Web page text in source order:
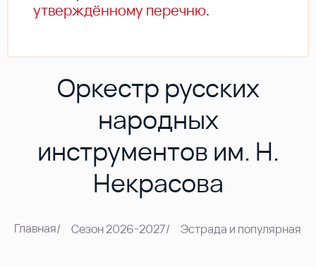
утверждённому перечню.
Оркестр русских
народных
инструментов им. Н.
Некрасова
Главная/ Сезон 2026-2027/ Эстрада и популярная